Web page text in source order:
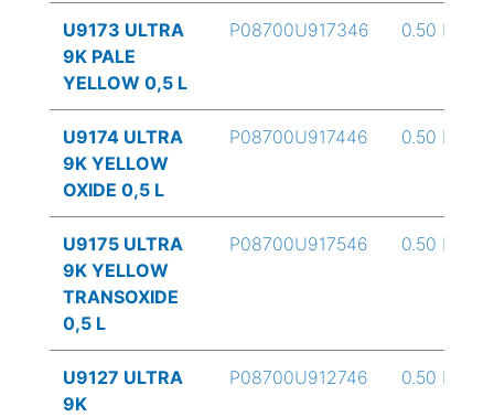
U9173 ULTRA
9K PALE
YELLOW 0,5 L
P08700U917346 0.50 L
U9174 ULTRA
9K YELLOW
OXIDE 0,5 L
P08700U917446 0.50 L
U9175 ULTRA
9K YELLOW
TRANSOXIDE
0,5 L
P08700U917546 0.50 L
U9127 ULTRA
9K
P08700U912746 0.50 L